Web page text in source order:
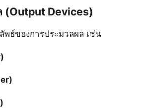
(Output Devices)
ธ์ของการประมวลผล เช่น